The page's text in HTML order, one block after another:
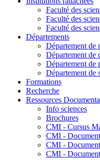
Faculté des
Faculté des
Faculté des
Départements
Département de
Département de
Département de
Département de
Formations
Recherche
Ressources
Info sciences
Brochures
CMI - Cursus
CMI -
CMI -
CMI -